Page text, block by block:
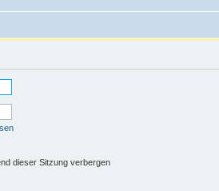
dieser Sitzung verbergen